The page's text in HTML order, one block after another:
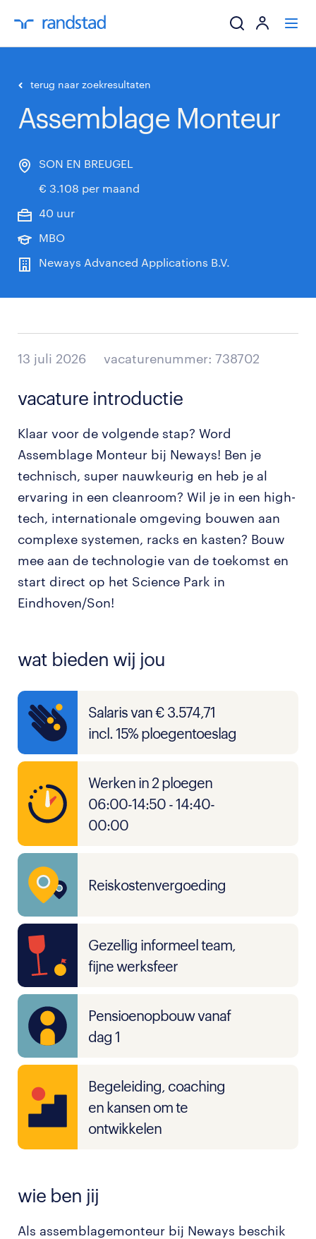
werkgevers
terug naar zoekresultaten
Assemblage Monteur
SON EN BREUGEL
€ 3.108 per maand
40 uur
MBO
Neways Advanced Applications B.V.
13 juli 2026 vacaturenummer: 738702
vacature introductie
Klaar voor de volgende stap? Word
Assemblage Monteur bij Neways! Ben je
technisch, super nauwkeurig en heb je al
ervaring in een cleanroom? Wil je in een high-
tech, internationale omgeving bouwen aan
complexe systemen, racks en kasten? Bouw
mee aan de technologie van de toekomst en
start direct op het Science Park in
Eindhoven/Son!
wat bieden wij jou
Salaris van € 3.574,71
incl. 15% ploegentoeslag
Werken in 2 ploegen
06:00-14:50 - 14:40-
00:00
Reiskostenvergoeding
Gezellig informeel team,
fijne werksfeer
Pensioenopbouw vanaf
dag 1
Begeleiding, coaching
en kansen om te
ontwikkelen
wie ben jij
Als assemblagemonteur bij Neways beschik